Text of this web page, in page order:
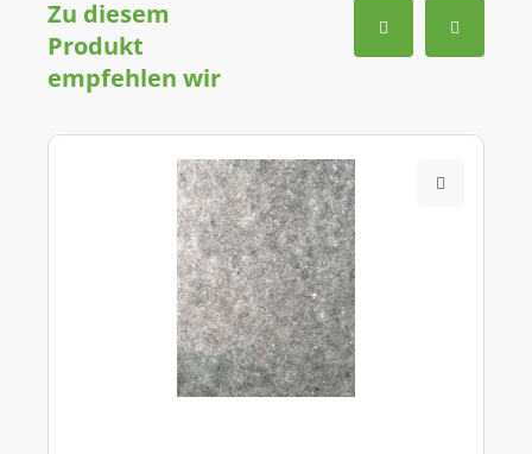
Zu diesem
Produkt